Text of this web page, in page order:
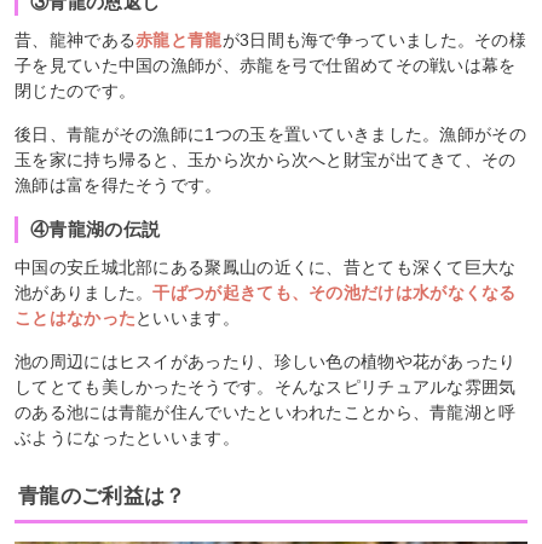
昔、龍神である赤龍と青龍が3日間も海で争っていました。その様
子を見ていた中国の漁師が、赤龍を弓で仕留めてその戦いは幕を
閉じたのです。
後日、青龍がその漁師に1つの玉を置いていきました。漁師がその
玉を家に持ち帰ると、玉から次から次へと財宝が出てきて、その
漁師は富を得たそうです。
④青龍湖の伝説
中国の安丘城北部にある聚鳳山の近くに、昔とても深くて巨大な
池がありました。干ばつが起きても、その池だけは水がなくなる
ことはなかったといいます。
池の周辺にはヒスイがあったり、珍しい色の植物や花があったり
してとても美しかったそうです。そんなスピリチュアルな雰囲気
のある池には青龍が住んでいたといわれたことから、青龍湖と呼
ぶようになったといいます。
青龍のご利益は？